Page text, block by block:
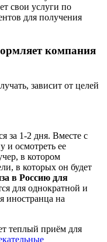
свои услуги по
для получения
компания
зависит от целей
за 1-2 дня. Вместе с
и осмотреть ее
в котором
в которых он будет
в Россию для
для однократной и
иностранца на
теплый приём для